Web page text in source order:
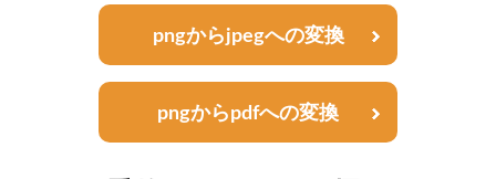
pngからjpegへの変換
pngからpdfへの変換